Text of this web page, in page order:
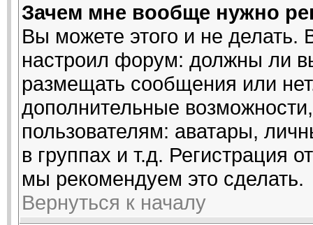
Зачем мне вообще нужно
Вы можете этого и не делать.
настроил форум: должны ли
размещать сообщения или
дополнительные
пользователям: аватары,
в группах и т.д. Регистрация
мы рекомендуем это сделать.
Вернуться к началу